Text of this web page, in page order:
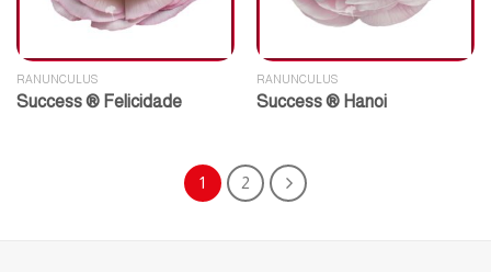
RANUNCULUS
Success ® Felicidade
RANUNCULUS
Success ® Hanoi
1 2